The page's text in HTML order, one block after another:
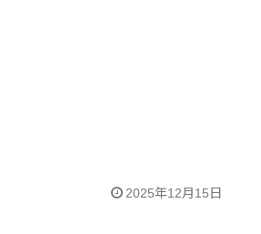
2025年12月15日